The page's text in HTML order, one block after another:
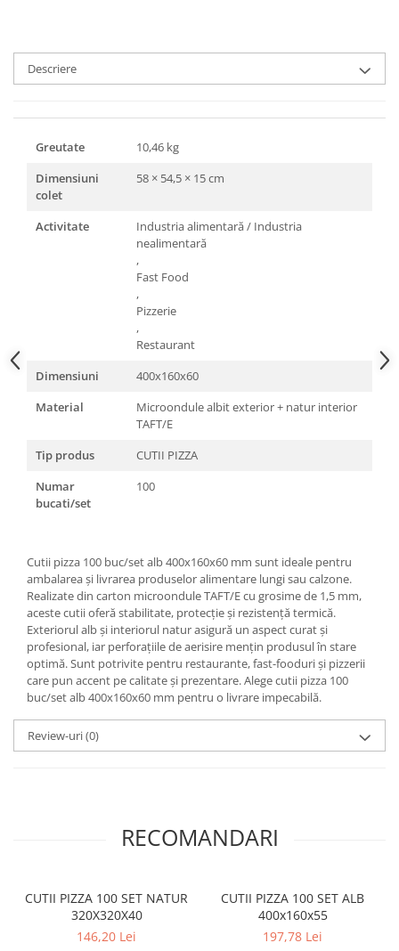
Descriere
Greutate
10,46 kg
Dimensiuni
colet
58 × 54,5 × 15 cm
Activitate
Industria alimentară / Industria
nealimentară
,
Fast Food
,
Pizzerie
,
Restaurant
Dimensiuni
400x160x60
Material
Microondule albit exterior + natur interior
TAFT/E
Tip produs
CUTII PIZZA
Numar
bucati/set
100
Cutii pizza 100 buc/set alb 400x160x60 mm sunt ideale pentru
ambalarea și livrarea produselor alimentare lungi sau calzone.
Realizate din carton microondule TAFT/E cu grosime de 1,5 mm,
aceste cutii oferă stabilitate, protecție și rezistență termică.
Exteriorul alb și interiorul natur asigură un aspect curat și
profesional, iar perforațiile de aerisire mențin produsul în stare
optimă. Sunt potrivite pentru restaurante, fast-fooduri și pizzerii
care pun accent pe calitate și prezentare. Alege cutii pizza 100
buc/set alb 400x160x60 mm pentru o livrare impecabilă.
Review-uri(0)
RECOMANDARI
CUTII PIZZA 100 SET NATUR
320X320X40
146,20 Lei
CUTII PIZZA 100 SET ALB
400x160x55
197,78 Lei